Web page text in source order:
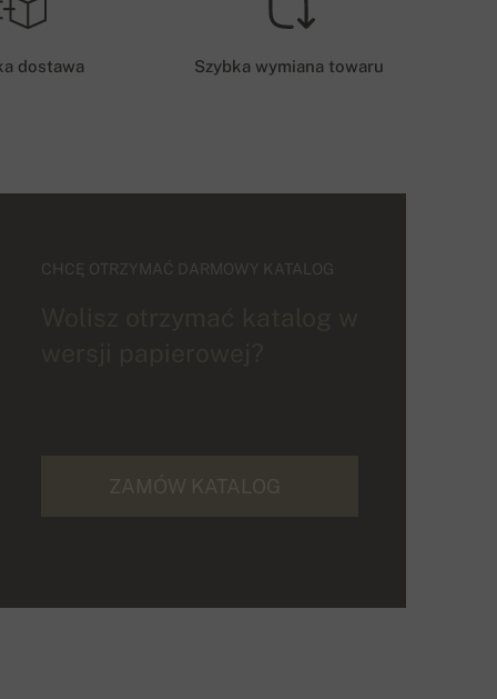
dostawa Szybka wymiana towaru
CHCĘ OTRZYMAĆ DARMOWY KATALOG